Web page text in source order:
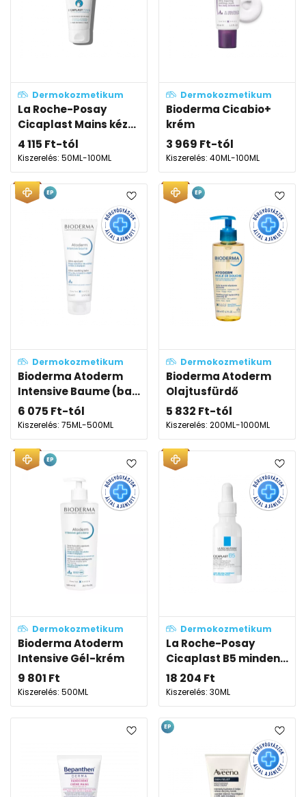
Dermokozmetikum
La Roche-Posay
Cicaplast Mains kéz...
4 115 Ft-tól
Kiszerelés: 50ML-100ML
Dermokozmetikum
Bioderma Cicabio+
krém
3 969 Ft-tól
Kiszerelés: 40ML-100ML
Dermokozmetikum
Bioderma Atoderm
Intensive Baume (ba...
6 075 Ft-tól
Kiszerelés: 75ML-500ML
EP
Dermokozmetikum
Bioderma Atoderm
Olajtusfürdő
5 832 Ft-tól
Kiszerelés: 200ML-1000ML
EP
Dermokozmetikum
Bioderma Atoderm
Intensive Gél-krém
9 801 Ft
Kiszerelés: 500ML
EP
Dermokozmetikum
La Roche-Posay
Cicaplast B5 minden...
18 204 Ft
Kiszerelés: 30ML
EP